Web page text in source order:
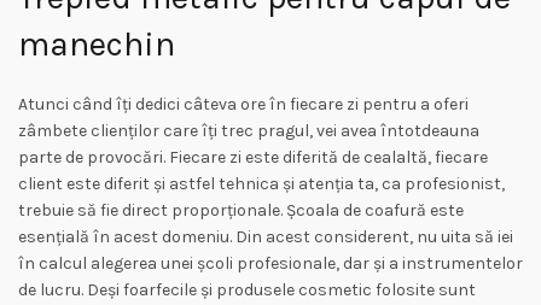
manechin
Atunci când îți dedici câteva ore în fiecare zi pentru a oferi
zâmbete clienților care îți trec pragul, vei avea întotdeauna
parte de provocări. Fiecare zi este diferită de cealaltă, fiecare
client este diferit și astfel tehnica și atenția ta, ca profesionist,
trebuie să fie direct proporționale. Școala de coafură este
esențială în acest domeniu. Din acest considerent, nu uita să iei
în calcul alegerea unei școli profesionale, dar și a instrumentelor
de lucru. Deși foarfecile și produsele cosmetic folosite sunt